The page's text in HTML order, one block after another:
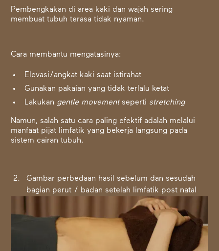
Pembengkakan di area kaki dan wajah sering
membuat tubuh terasa tidak nyaman.
Cara membantu mengatasinya:
Elevasi/angkat kaki saat istirahat
Gunakan pakaian yang tidak terlalu ketat
Lakukan gentle movement seperti stretching
Namun, salah satu cara paling efektif adalah melalui
manfaat pijat limfatik yang bekerja langsung pada
sistem cairan tubuh.
Gambar perbedaan hasil sebelum dan sesudah
bagian perut / badan setelah limfatik post natal